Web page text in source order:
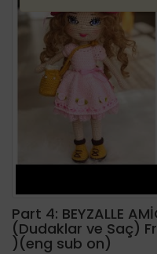
Part 4: BEYZALLE
(Dudaklar ve Saç)
)(eng sub on)